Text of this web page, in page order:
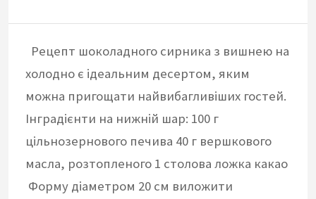
Рецепт шоколадного сирника з вишнею на
холодно є ідеальним десертом, яким
можна пригощати найвибагливіших гостей.
Інградієнти на нижній шар: 100 г
цільнозернового печива 40 г вершкового
масла, розтопленого 1 столова ложка какао
Форму діаметром 20 см виложити